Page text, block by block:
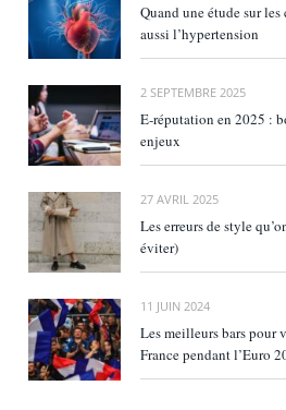
Quand une étude sur
aussi l’hypertension
2 SEPTEMBRE 2025
E‑réputation en 2025 :
enjeux
27 AVRIL 2025
Les erreurs de style
éviter)
11 JUIN 2024
Les meilleurs bars pour
France pendant l’Euro